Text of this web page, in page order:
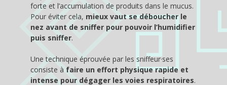
forte et l’accumulation de produits dans le mucus.
Pour éviter cela, mieux vaut se déboucher le
nez avant de sniffer pour pouvoir l’humidifier
puis sniffer.
Une technique éprouvée par les sniffeur·ses
consiste à faire un effort physique rapide et
intense pour dégager les voies respiratoires.